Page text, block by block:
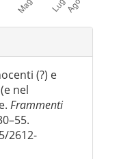
(?) e
nel
Frammenti
2612-